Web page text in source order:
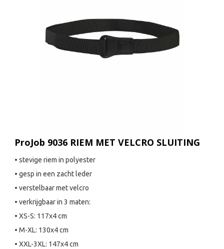
ProJob 9036 RIEM MET VELCRO SLUITING
• stevige riem in polyester
• gesp in een zacht leder
• verstelbaar met velcro
• verkrijgbaar in 3 maten:
• XS-S: 117x4 cm
• M-XL: 130x4 cm
• XXL-3XL: 147x4 cm